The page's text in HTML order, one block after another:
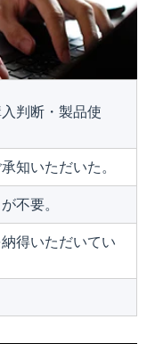
判断・製品使
知いただいた。
不要。
得いただいてい